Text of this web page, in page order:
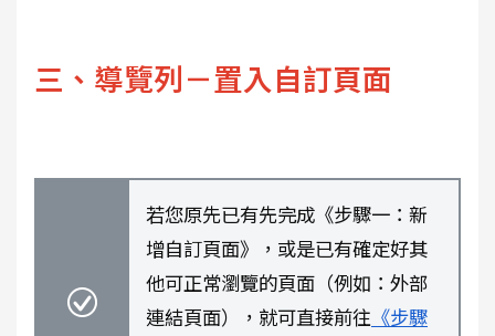
三、導覽列－置入自訂頁面
若您原先已有先完成《步驟一：新
增自訂頁面》，或是已有確定好其
他可正常瀏覽的頁面（例如：外部
連結頁面），就可直接前往 《步驟